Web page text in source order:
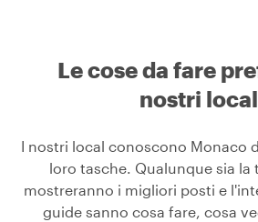
Le cose da fare
nostri
I nostri local conoscono Monaco
loro tasche. Qualunque sia la
mostreranno i migliori posti e
guide sanno cosa fare, cosa